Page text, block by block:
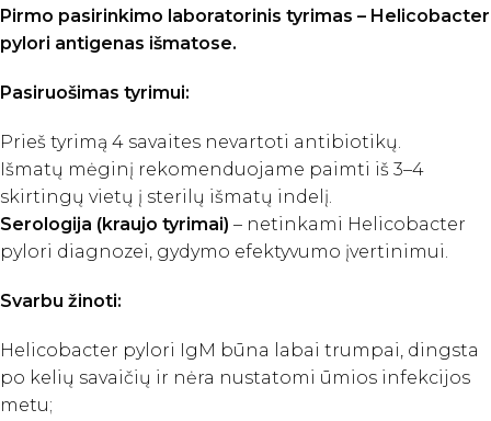
Pirmo pasirinkimo laboratorinis tyrimas – Helicobacter
pylori antigenas išmatose.
Pasiruošimas tyrimui:
Prieš tyrimą 4 savaites nevartoti antibiotikų.
Išmatų mėginį rekomenduojame paimti iš 3–4
skirtingų vietų į sterilų išmatų indelį.
Serologija (kraujo tyrimai) – netinkami Helicobacter
pylori diagnozei, gydymo efektyvumo įvertinimui.
Svarbu žinoti:
Helicobacter pylori IgM būna labai trumpai, dingsta
po kelių savaičių ir nėra nustatomi ūmios infekcijos
metu;